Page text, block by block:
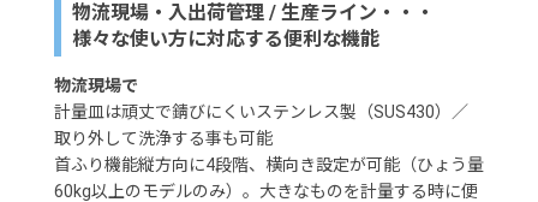
物流現場・入出荷管理 / 生産ライン・・・
様々な使い方に対応する便利な機能
物流現場で
計量皿は頑丈で錆びにくいステンレス製（SUS430）／
取り外して洗浄する事も可能
首ふり機能縦方向に4段階、横向き設定が可能（ひょう量
60kg以上のモデルのみ）。大きなものを計量する時に便